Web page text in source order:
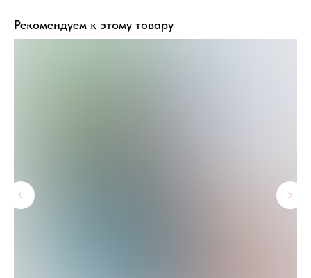
Рекомендуем к этому товару